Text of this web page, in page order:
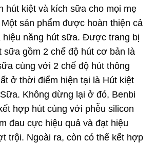
hút kiệt và kích sữa cho mọi mẹ
sản phẩm được hoàn thiện cả
hiệu năng hút sữa. Được trang bị
sữa gồm 2 chế độ hút cơ bản là
cùng với 2 chế độ hút thông
ở thời điểm hiện tại là Hút kiệt
Không dừng lại ở đó, Benbi
hợp hút cùng với phễu silicon
đau cực hiệu quả và đạt hiệu
trội. Ngoài ra, còn có thể kết hợp